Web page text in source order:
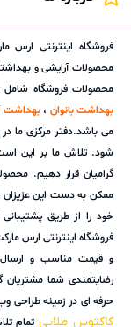
فروشگاه اینترنتی ارس
محصولات آرایشی و
محصولات فروشگاه
بهداشت بانوان ،بهداشت
می باشد.دفتر مرکزی ما
شود. تلاش ما بر این
گرامیان قرار دهیم.
ممکن به دست این عزیزان
فروشگاه اینترنتی ارس
و قیمت مناسب و ارسال
رضایتمندی شما مشتریان
حرفه ای در زمینه طراحی
کاکتوس طلاییتمام